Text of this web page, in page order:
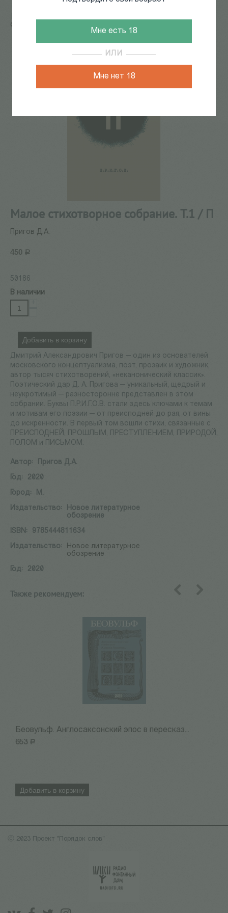
Мне есть 18
ИЛИ
Мне нет 18
стихотворное собрание. Т.1 / П
Малое стихотворное собрание. Т.1 / П
Пригов Д.А.
450 Р
50186
В наличии
Добавить в корзину
Дмитрий Александрович Пригов — один из основателей
московского концептуализма, поэт, прозаик и художник,
автор тысяч стихотворений, «неканонический классик».
Поэтический дар Д. А. Пригова — уникальный, щедрый и
неукротимый — разносторонне представлен в этом
собрании. Буквы П.Р.И.Г.О.В. стали здесь ключами к темам
и мотивам его поэзии — от преисподней до рая, от вины
до искренности. В первый том вошли стихи, связанные с
ПРЕИСПОДНЕЙ, ПРОШЛЫМ, ПРЕСТУПЛЕНИЕМ, ПРИРОДОЙ,
ПОЛОМ и ПИСЬМОМ.
Автор:
Пригов Д.А.
Год:
2020
Город:
М.
Издательство:
Новое литературное
обозрение
ISBN:
9785444811634
Издательство:
Новое литературное
обозрение
Год:
2020
Также рекомендуем:
Беовульф. Англосаксонский эпос в пересказ...
653 Р
Добавить в корзину
ⓒ 2023 Проект "Порядок слов"